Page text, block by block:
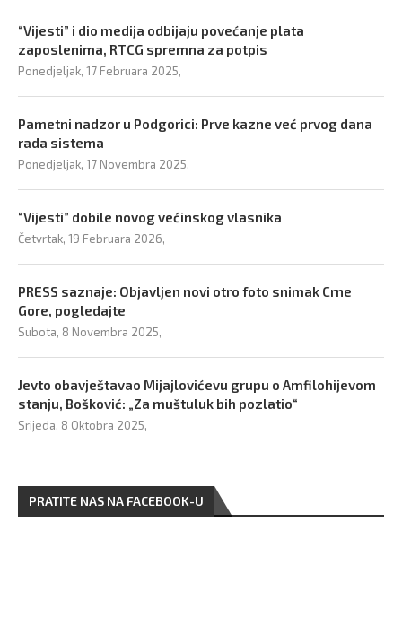
“Vijesti” i dio medija odbijaju povećanje plata
zaposlenima, RTCG spremna za potpis
Ponedjeljak, 17 Februara 2025,
Pametni nadzor u Podgorici: Prve kazne već prvog dana
rada sistema
Ponedjeljak, 17 Novembra 2025,
“Vijesti” dobile novog većinskog vlasnika
Četvrtak, 19 Februara 2026,
PRESS saznaje: Objavljen novi otro foto snimak Crne
Gore, pogledajte
Subota, 8 Novembra 2025,
Jevto obavještavao Mijajlovićevu grupu o Amfilohijevom
stanju, Bošković: „Za muštuluk bih pozlatio“
Srijeda, 8 Oktobra 2025,
PRATITE NAS NA FACEBOOK-U